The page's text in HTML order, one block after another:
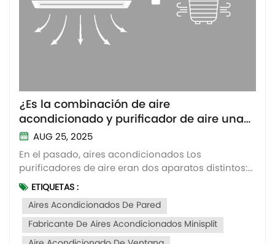
¿Es la combinación de aire
acondicionado y purificador de aire una
tendencia?
AUG 25, 2025
En el pasado, aires acondicionados Los
purificadores de aire eran dos aparatos distintos:
uno regulaba la temperatura ambiente y el otro
mejoraba la calidad del aire. Hoy en día, cada vez
más proveedores de aires acondicionados
implementan el aire acondicionado integrado con
funci&oacu...
ETIQUETAS :
Aires Acondicionados De Pared
Fabricante De Aires Acondicionados Minisplit